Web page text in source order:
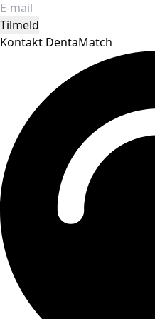
Tilmeld
Kontakt DentaMatch